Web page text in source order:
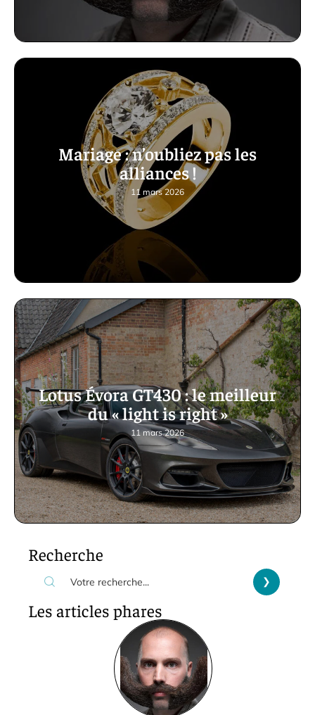
Mariage : n’oubliez pas les
alliances !
11 mars 2026
Lotus Évora GT430 : le meilleur
du « light is right »
11 mars 2026
Recherche
Les articles phares